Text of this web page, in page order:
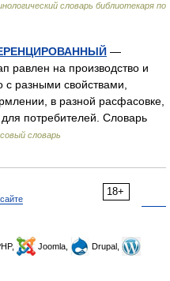
словарь библиотекаря по
—
равлен на производство и
с разными свойствами,
в разной расфасовке,
потребителей. Словарь
словарь
18+
Joomla,
Drupal,